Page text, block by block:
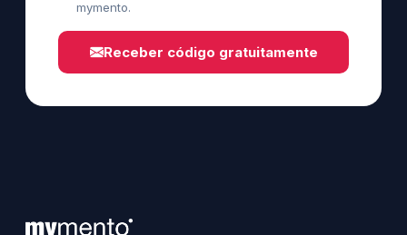
mymento.
Receber código gratuitamente